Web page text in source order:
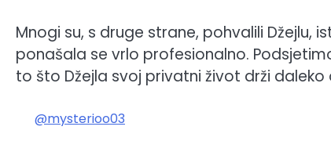
Mnogi su, s druge strane, pohvalili Džejlu,
ponašala se vrlo profesionalno.
to što Džejla svoj privatni život drži
@mysterioo03